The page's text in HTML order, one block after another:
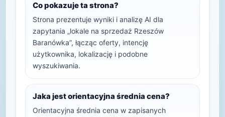
Co pokazuje ta strona?
Strona prezentuje wyniki i analizę AI dla
zapytania „lokale na sprzedaż Rzeszów
Baranówka”, łącząc oferty, intencję
użytkownika, lokalizację i podobne
wyszukiwania.
Jaka jest orientacyjna średnia cena?
Orientacyjna średnia cena w zapisanych